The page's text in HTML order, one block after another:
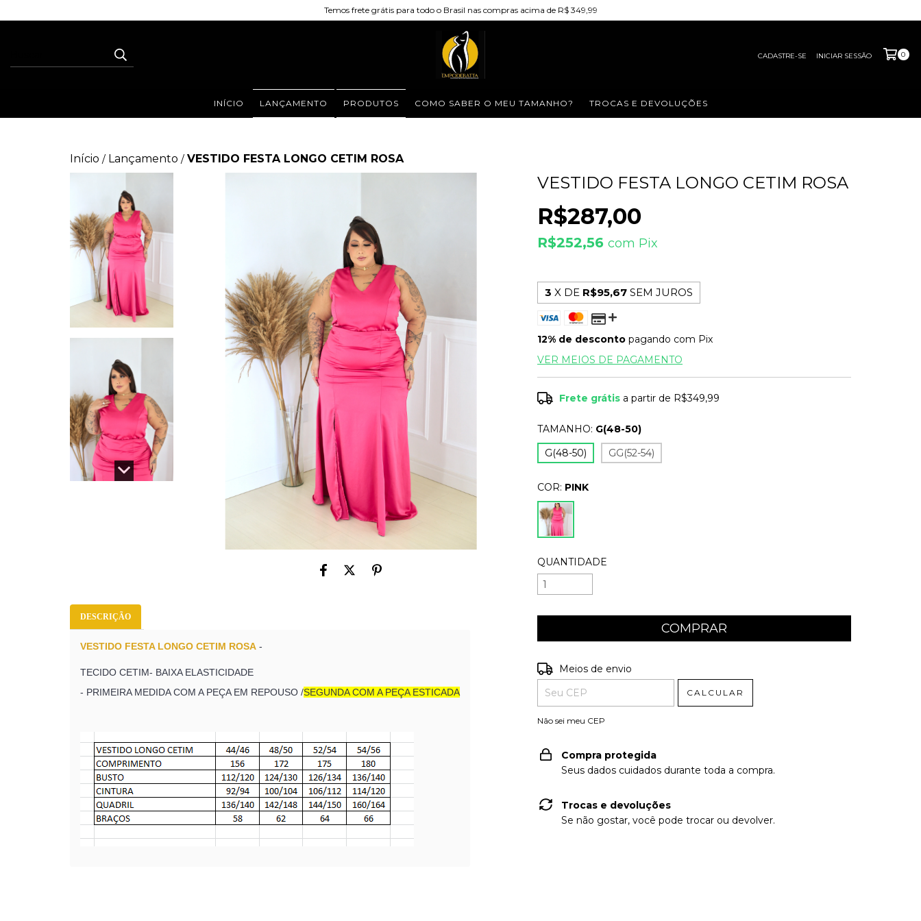
Temos frete grátis para todo o Brasil nas compras acima de R$ 349,99
CADASTRE-SE INICIAR SESSÃO 0
INÍCIO LANÇAMENTO PRODUTOS COMO SABER O MEU TAMANHO? TROCAS E DEVOLUÇÕES
Início / Lançamento / VESTIDO FESTA LONGO CETIM ROSA
DESCRIÇÃO
VESTIDO FESTA LONGO CETIM ROSA -
TECIDO CETIM- BAIXA ELASTICIDADE
- PRIMEIRA MEDIDA COM A PEÇA EM REPOUSO /SEGUNDA COM A PEÇA ESTICADA
VESTIDO FESTA LONGO CETIM ROSA
R$287,00
R$252,56com Pix
3 X DE R$95,67 SEM JUROS
12% de desconto pagando com Pix
VER MEIOS DE PAGAMENTO
Frete grátis a partir de R$349,99
TAMANHO: G(48-50)
G(48-50)
GG(52-54)
COR: PINK
QUANTIDADE
Entregas para o CEP:
Meios de envio
CALCULAR
Não sei meu CEP
Compra protegida
Seus dados cuidados durante toda a compra.
Trocas e devoluções
Se não gostar, você pode trocar ou devolver.